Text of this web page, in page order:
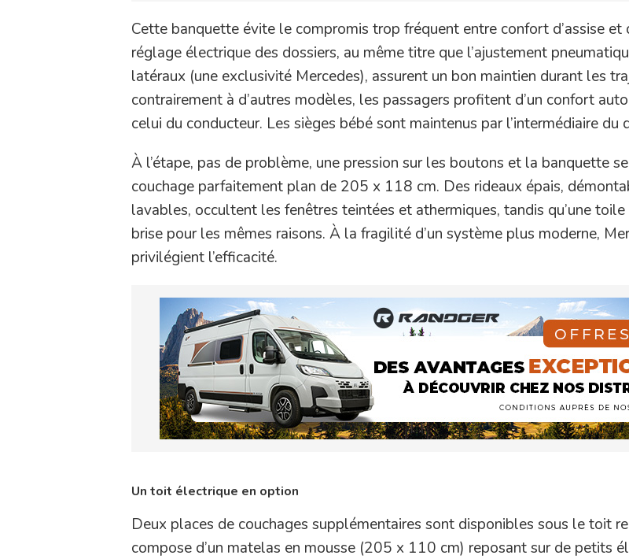
Cette banquette évite le compromis trop fréquent entre confort d’assise et
réglage électrique des dossiers, au même titre que l’ajustement
latéraux (une exclusivité Mercedes), assurent un bon maintien durant les
contrairement à d’autres modèles, les passagers profitent d’un confort
celui du conducteur. Les sièges bébé sont maintenus par l’intermédiaire du
À l’étape, pas de problème, une pression sur les boutons et la banquette
couchage parfaitement plan de 205 x 118 cm. Des rideaux épais,
lavables, occultent les fenêtres teintées et athermiques, tandis qu’une
brise pour les mêmes raisons. À la fragilité d’un système plus moderne,
privilégient l’efficacité.
Un toit électrique en option
Deux places de couchages supplémentaires sont disponibles sous le toit
compose d’un matelas en mousse (205 x 110 cm) reposant sur de petits